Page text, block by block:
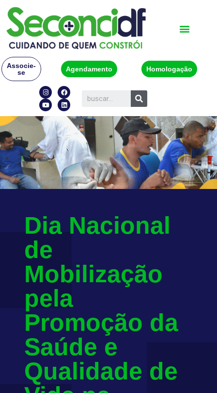
Associe-
se
Agendamento Homologação
Dia Nacional
de
Mobilização
pela
Promoção da
Saúde e
Qualidade de